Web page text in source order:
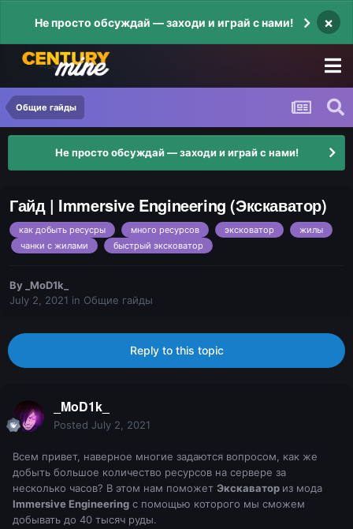
Не просто обсуждай — заходи и играй с нами! ×
Общие гайды
Не просто обсуждай — заходи и играй с нами!
Гайд | Immersive Engineering (Экскаватор)
как добыть ресусры много ресурсов эксковатор
жилы
чанки с жилами
быстрый эксковатор
By
_MoD1k_
July 2, 2021 in Общие гайды
Reply to this topic
_MoD1k_
Posted July 2, 2021
Всем привет, наверное многие задаются вопросом, как же
добыть большое количество ресурсов на сервере за
несколько часов? В этом нам поможет Экскаватор из мода
Immersive Engineering с помощью которого мы сможем
добывать до 40 тысяч руды.